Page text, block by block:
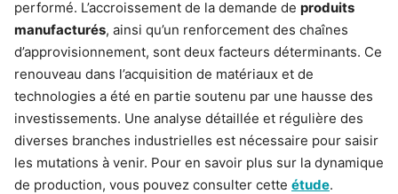
performé. L’accroissement de la demande de produits
manufacturés, ainsi qu’un renforcement des chaînes
d’approvisionnement, sont deux facteurs déterminants. Ce
renouveau dans l’acquisition de matériaux et de
technologies a été en partie soutenu par une hausse des
investissements. Une analyse détaillée et régulière des
diverses branches industrielles est nécessaire pour saisir
les mutations à venir. Pour en savoir plus sur la dynamique
de production, vous pouvez consulter cette étude.